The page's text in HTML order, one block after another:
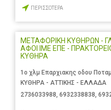
ΠΕΡΙΣΣΟΤΕΡΑ
ΜΕΤΑΦΟΡΙΚΗ ΚΥΘΗΡΩΝ -
ΑΦΟΙ ΙΜΕ ΕΠΕ -
ΚΥΘΗΡΑ
1ο χλμ Επαρχιακης οδου
ΚΥΘΗΡΑ - ΑΤΤΙΚΗΣ - ΕΛΛΑΔΑ
2736033988, 6932338838,